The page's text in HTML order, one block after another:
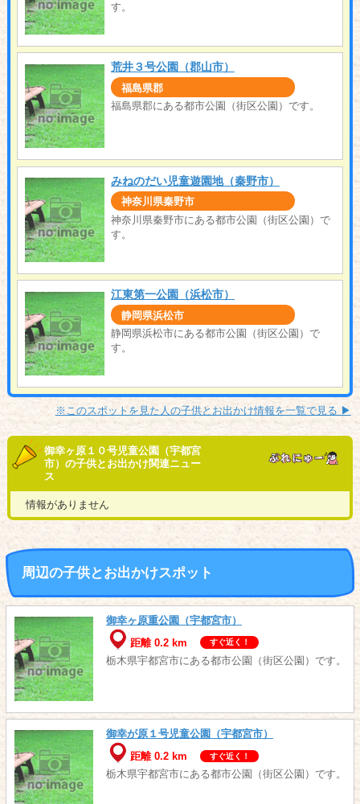
す。
荒井３号公園（郡山市）
福島県郡
福島県郡にある都市公園（街区公園）です。
みねのだい児童遊園地（秦野市）
神奈川県秦野市
神奈川県秦野市にある都市公園（街区公園）で
す。
江東第一公園（浜松市）
静岡県浜松市
静岡県浜松市にある都市公園（街区公園）で
す。
※このスポットを見た人の子供とお出かけ情報を一覧で見る ▶︎
御幸ヶ原１０号児童公園（宇都宮
市）の子供とお出かけ関連ニュー
ス
情報がありません
周辺の子供とお出かけスポット
御幸ヶ原重公園（宇都宮市）
距離 0.2 km
すぐ近く！
栃木県宇都宮市にある都市公園（街区公園）です。
御幸が原１号児童公園（宇都宮市）
距離 0.2 km
すぐ近く！
栃木県宇都宮市にある都市公園（街区公園）です。